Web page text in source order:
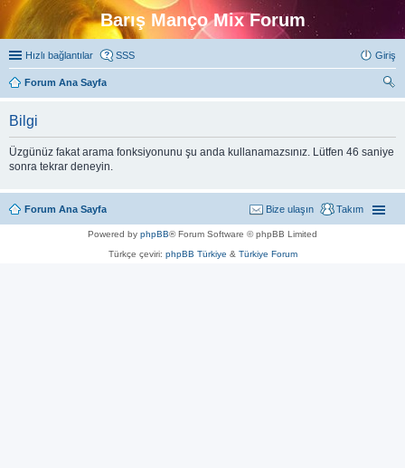
Barış Manço Mix Forum
Hızlı bağlantılar SSS Giriş
Forum Ana Sayfa
Bilgi
Üzgünüz fakat arama fonksiyonunu şu anda kullanamazsınız. Lütfen 46 saniye
sonra tekrar deneyin.
Forum Ana Sayfa Takım
Bize ulaşın
Powered by phpBB® Forum Software © phpBB Limited
Türkçe çeviri: phpBB Türkiye & Türkiye Forum